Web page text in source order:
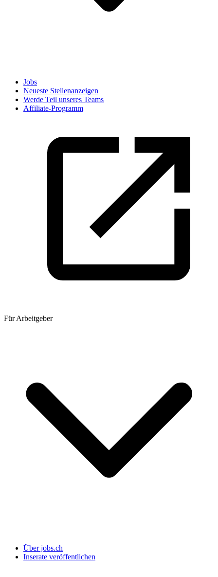
Jobs
Neueste Stellenanzeigen
Werde Teil unseres Teams
Affiliate-Programm
Für Arbeitgeber
Über jobs.ch
Inserate veröffentlichen